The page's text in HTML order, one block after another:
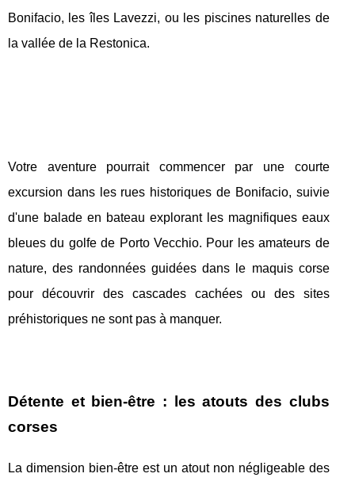
Bonifacio, les îles Lavezzi, ou les piscines naturelles de
la vallée de la Restonica.
Votre aventure pourrait commencer par une courte
excursion dans les rues historiques de Bonifacio, suivie
d'une balade en bateau explorant les magnifiques eaux
bleues du golfe de Porto Vecchio. Pour les amateurs de
nature, des randonnées guidées dans le maquis corse
pour découvrir des cascades cachées ou des sites
préhistoriques ne sont pas à manquer.
Détente et bien-être : les atouts des clubs
corses
La dimension bien-être est un atout non négligeable des